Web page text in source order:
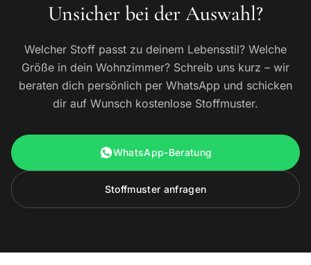
Unsicher bei der Auswahl?
Welcher Stoff passt zu deinem Lebensstil? Welche
Größe in dein Wohnzimmer? Schreib uns kurz – wir
beraten dich persönlich per WhatsApp und schicken
dir auf Wunsch kostenlose Stoffmuster.
WhatsApp-Beratung
Stoffmuster anfragen